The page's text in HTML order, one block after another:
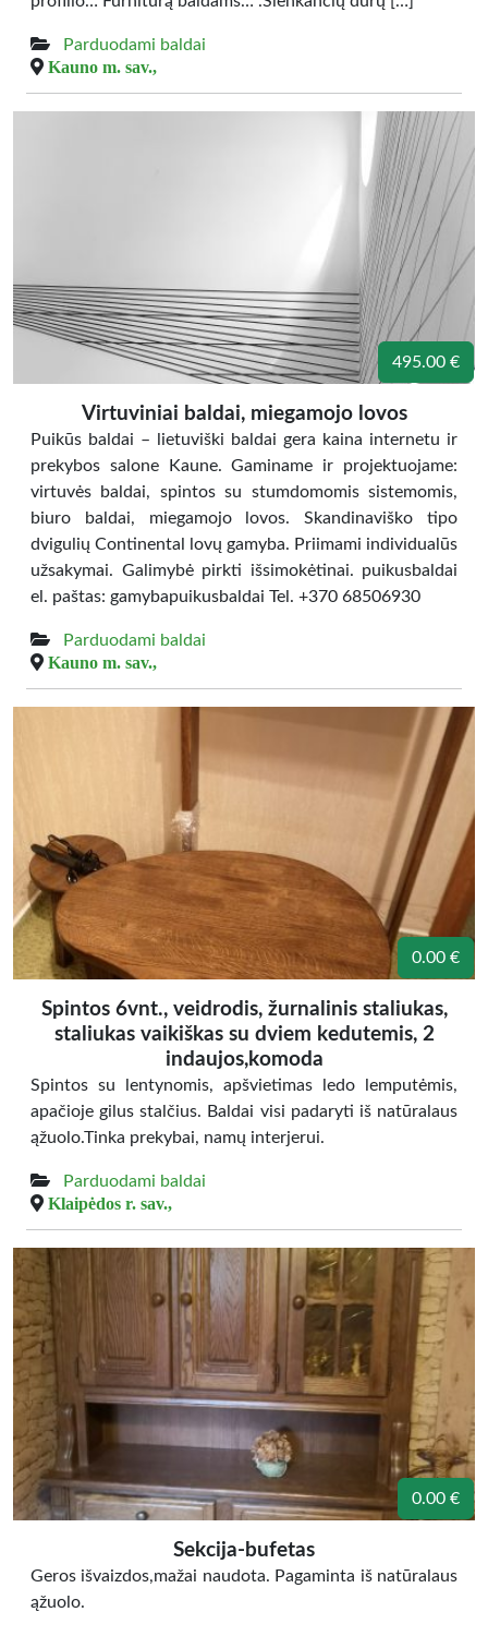
Parduodami baldai
Kauno m. sav.,
495.00 €
Virtuviniai baldai, miegamojo lovos
Puikūs baldai – lietuviški baldai gera kaina internetu ir
prekybos salone Kaune. Gaminame ir projektuojame:
virtuvės baldai, spintos su stumdomomis sistemomis,
biuro baldai, miegamojo lovos. Skandinaviško tipo
dvigulių Continental lovų gamyba. Priimami individualūs
užsakymai. Galimybė pirkti išsimokėtinai. puikusbaldai
el. paštas: gamybapuikusbaldai Tel. +370 68506930
Parduodami baldai
Kauno m. sav.,
0.00 €
Spintos 6vnt., veidrodis, žurnalinis staliukas,
staliukas vaikiškas su dviem kedutemis, 2
indaujos,komoda
Spintos su lentynomis, apšvietimas ledo lemputėmis,
apačioje gilus stalčius. Baldai visi padaryti iš natūralaus
ąžuolo.Tinka prekybai, namų interjerui.
Parduodami baldai
Klaipėdos r. sav.,
0.00 €
Sekcija-bufetas
Geros išvaizdos,mažai naudota. Pagaminta iš natūralaus
ąžuolo.